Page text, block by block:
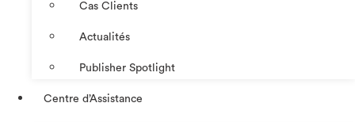
Cas Clients
Actualités
Publisher Spotlight
Centre d’Assistance